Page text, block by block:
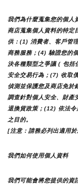
我們為什麼蒐集您的個人
商店蒐集個人資料的特定
供：(1) 消費者、客戶管
商務服務；(4) 驗證您的
決各種類型之爭議 ( 包括
安全交易行為；(7) 收取
偵測並保護您及商店免於
調查針對個人安全、財產
退換貨政策；(12) 依法
之目的。
[注意：請務必列出適用
我們如何使用個人資料
我們可能會將您提供的資